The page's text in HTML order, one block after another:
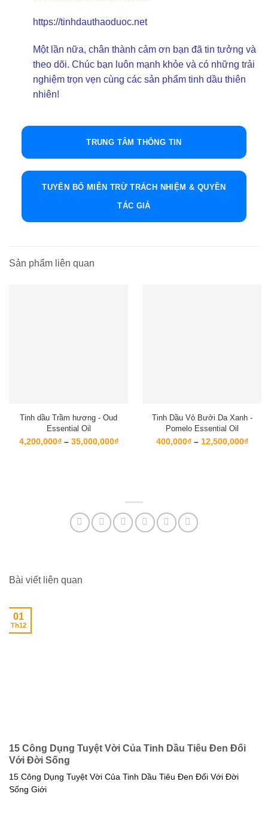
https://tinhdauthaoduoc.net
Một lần nữa, chân thành cảm ơn bạn đã tin tưởng và
theo dõi. Chúc bạn luôn mạnh khỏe và có những trải
nghiệm trọn vẹn cùng các sản phẩm tinh dầu thiên
nhiên!
TRUNG TÂM THÔNG TIN
TUYÊN BỐ MIỄN TRỪ TRÁCH NHIỆM & QUYỀN
TÁC GIẢ
Sản phẩm liên quan
Tinh dầu Trầm hương - Oud
Essential Oil
4,200,000₫ – 35,000,000₫Khoảng
Tinh Dầu Vỏ Bưởi Da Xanh -
Pomelo Essential Oil
400,000₫ – 12,500,000₫
Bài viết liên quan
15 Công Dụng Tuyệt Vời Của Tinh Dầu Tiêu Đen Đối
Với Đời Sống
15 Công Dụng Tuyệt Vời Của Tinh Dầu Tiêu Đen Đối Với Đời
Sống Giới
01
Th12